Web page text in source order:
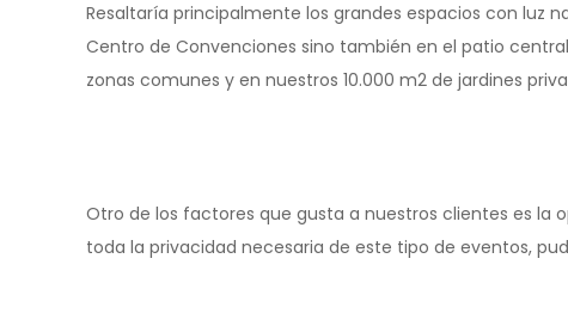
Resaltaría principalmente los grandes espacios con luz
Centro de Convenciones sino también en el patio
zonas comunes y en nuestros 10.000 m2 de jardines
Otro de los factores que gusta a nuestros clientes es la
toda la privacidad necesaria de este tipo de eventos,